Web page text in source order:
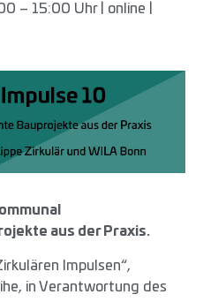
– 15:00 Uhr | online |
aus der Praxis.
Impulsen“,
in Verantwortung des